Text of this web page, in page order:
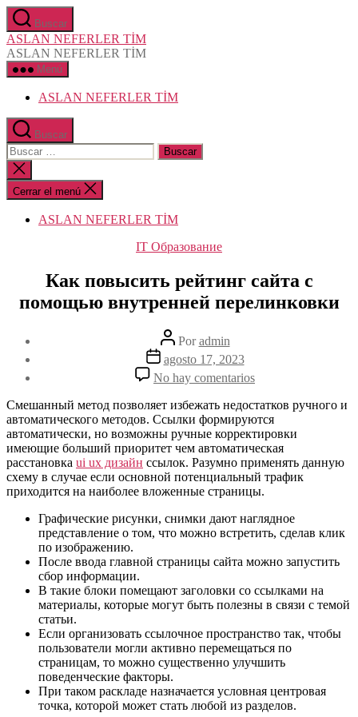
Saltar
al
contenido
Buscar
ASLAN NEFERLER TİM
ASLAN NEFERLER TİM
Menú
ASLAN NEFERLER TİM
Buscar
Buscar:
Cerrar
la
búsqueda
Cerrar el menú
ASLAN NEFERLER TİM
Categorías
IT Образование
Как повысить рейтинг сайта с
помощью внутренней перелинковки
Autor
de
la
entrada
Poradmin
Fecha
de
la
agosto 17, 2023
No hay comentarios
Как
повысить
рейтинг
сайта
с
помощью
внутренней
перелинковки
Смешанный метод позволяет избежать недостатков ручного и
автоматического методов. Ссылки формируются
автоматически, но возможны ручные корректировки
имеющие больший приоритет чем автоматическая
расстановка ui ux дизайн ссылок. Разумно применять данную
схему в случае если основной потенциальный трафик
приходится на наиболее вложенные страницы.
Графические рисунки, снимки дают наглядное
представление о том, что можно встретить, сделав клик
по изображению.
После ввода главной страницы сайта можно запустить
сбор информации.
В такие блоки помещают заголовки со ссылками на
материалы, которые могут быть полезны в связи с темой
статьи.
Если организовать ссылочное пространство так, чтобы
пользователи могли активно перемещаться по
страницам, то можно существенно улучшить
поведенческие факторы.
При таком раскладе назначается условная центровая
точка, которой может стать любой из разделов.